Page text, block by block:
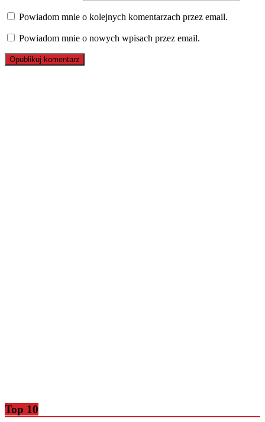
Powiadom mnie o kolejnych komentarzach przez email.
Powiadom mnie o nowych wpisach przez email.
Top 10